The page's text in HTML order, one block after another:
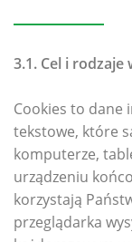
3.1. Cel i
Cookies to dane
tekstowe, które
komputerze,
urządzeniu
korzystają
przeglądarka